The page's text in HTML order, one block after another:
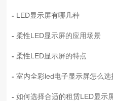
LED显示屏有哪几种
柔性LED显示屏的应用场景
柔性LED显示屏的特点
室内全彩led电子显示屏怎么选
如何选择合适的租赁LED显示